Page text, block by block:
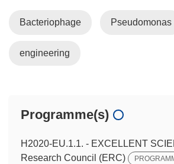
Bacteriophage Pseudomonas
engineering
Programme(s)
H2020-EU.1.1. - EXCELLENT
Research Council (ERC)